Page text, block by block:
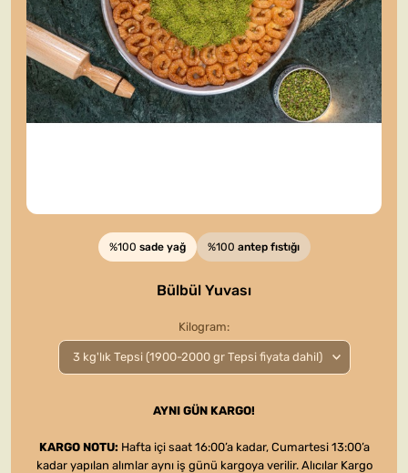
%100 sade yağ %100 antep fıstığı
Bülbül Yuvası
Kilogram
AYNI GÜN KARGO!
KARGO NOTU: Hafta içi saat 16:00’a kadar, Cumartesi 13:00’a
kadar yapılan alımlar aynı iş günü kargoya verilir. Alıcılar Kargo